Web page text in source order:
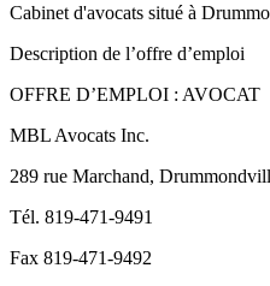
Cabinet d'avocats situé à
Description de l’offre d’emploi
OFFRE D’EMPLOI : AVOCAT
MBL Avocats Inc.
289 rue Marchand,
Tél. 819-471-9491
Fax 819-471-9492